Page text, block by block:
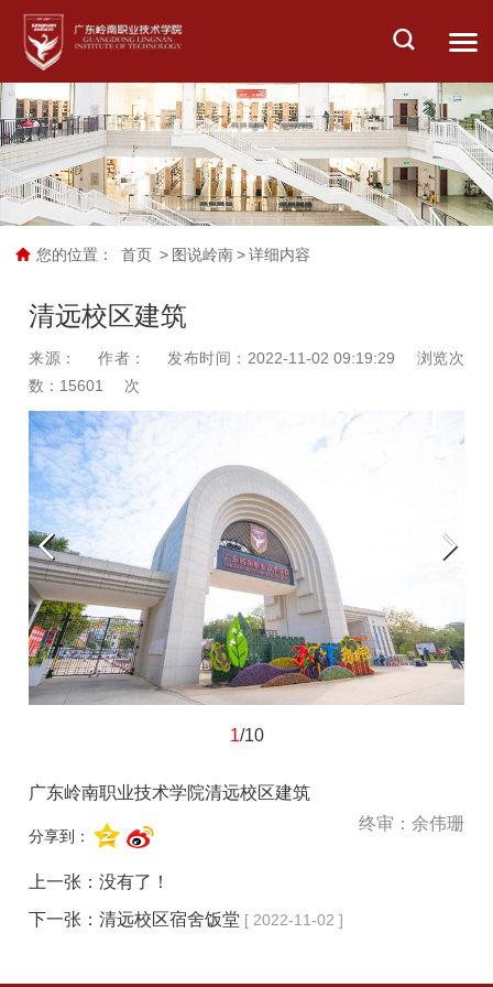
您的位置： 首页 > 图说岭南 > 详细内容
清远校区建筑
来源： 作者： 发布时间：2022-11-02 09:19:29
浏览次
数： 15601 次
1/10
广东岭南职业技术学院清远校区建筑
终审：余伟珊
分享到：
上一张：没有了！
下一张：清远校区宿舍饭堂 [ 2022-11-02 ]